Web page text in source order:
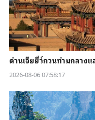
ด่านเจียยี่ว์กวนท่ามกลาง
2026-08-06 07:58:17